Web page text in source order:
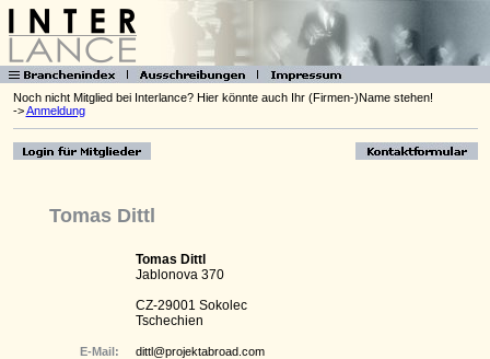
Noch nicht Mitglied bei Interlance? Hier könnte auch Ihr (Firmen-)Name stehen!
->Anmeldung
Tomas Dittl
Tomas Dittl
Jablonova 370
CZ-29001 Sokolec
Tschechien
E-Mail: dittl@projektabroad.com